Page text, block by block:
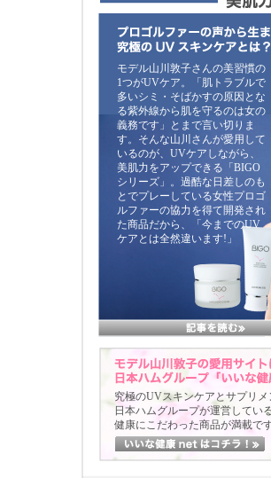
モデル山川敦子さんの美習慣の
1つがUVケア。「肌トラブルで
多いシミ・そばかすの原因とな
る紫外線から肌を守るのは女の
義務です」とまで言い切りま
す。そんな山川さんが愛用して
いるのが、UVケアしながら、
美肌力をアップできる「BIGO
シリーズ」。過酷な日差しのも
とでプレーしている女性プロゴ
ルファーの協力を得て開発され
た商品だから、「今までのUV
ケアとは全然違います!」
究極のUVスキンケアとサプリ
日本ハムグループが運営してい
健康にこだわった商品が満載です